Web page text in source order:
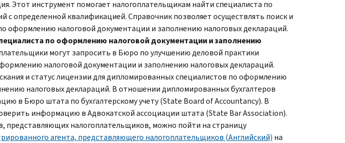
Этот инструмент помогает налогоплательщикам найти специалиста по
с определенной квалификацией. Справочник позволяет осуществлять поиск и
оформлению налоговой документации и заполнению налоговых деклараций.
по оформлению налоговой документации и заполнению
могут запросить в Бюро по улучшению деловой практики
налоговой документации и заполнению налоговых деклараций.
и статус лицензии для дипломированных специалистов по оформлению
налоговых деклараций. В отношении дипломированных бухгалтеров
в Бюро штата по бухгалтерскому учету (State Board of Accountancy). В
информацию в Адвокатской ассоциации штата (State Bar Association).
представляющих налогоплательщиков, можно пойти на страницу
агента, представляющего налогоплательщиков (Английский) на